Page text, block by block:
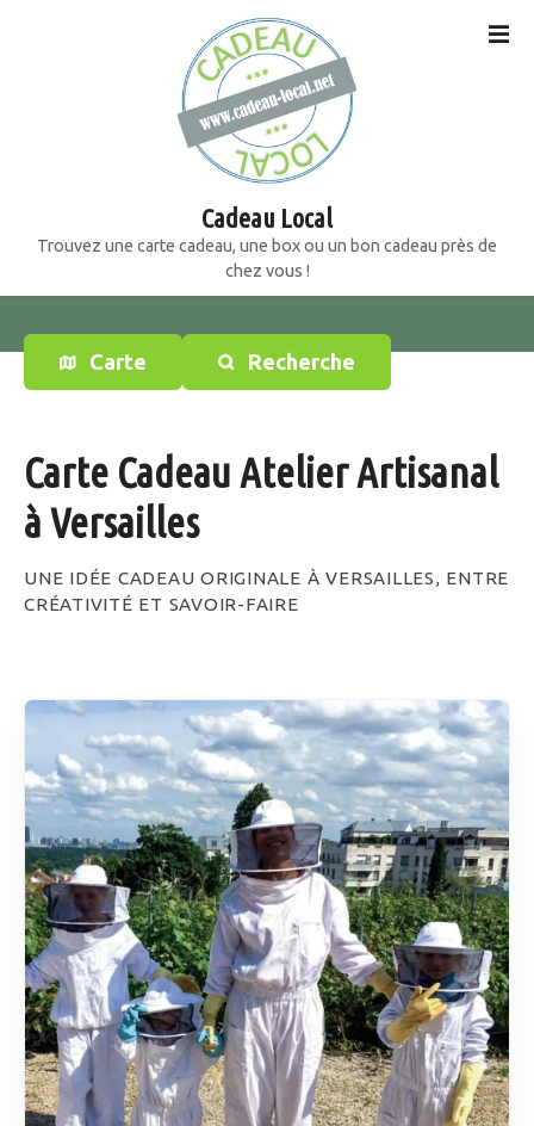
e
t
Cadeau Local
Trouvez une carte cadeau, une box ou un bon cadeau près de
chez vous !
Carte Recherche
Carte Cadeau Atelier Artisanal
à Versailles
UNE IDÉE CADEAU ORIGINALE À VERSAILLES, ENTRE
CRÉATIVITÉ ET SAVOIR-FAIRE